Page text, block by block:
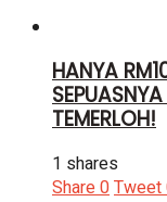
HANYA
TEMERLOH!
1 shares
Share0Tweet